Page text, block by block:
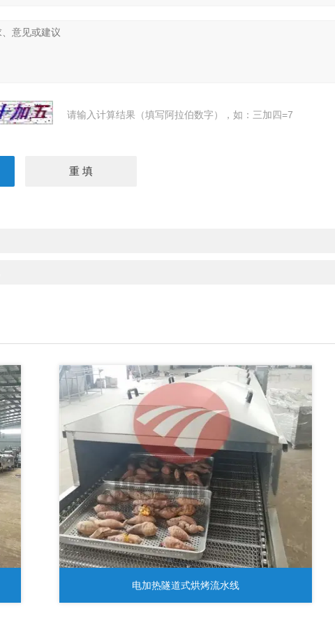
请输入计算结果（填写阿拉伯数字），如：三加四=7
电加热隧道式烘烤流水线